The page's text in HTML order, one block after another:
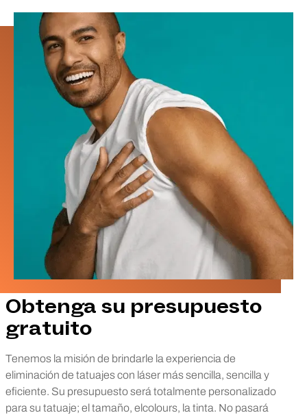
Obtenga su presupuesto
gratuito
Tenemos la misión de brindarle la experiencia de
eliminación de tatuajes con láser más sencilla, sencilla y
eficiente. Su presupuesto será totalmente personalizado
para su tatuaje; el tamaño, elcolours, la tinta. No pasará